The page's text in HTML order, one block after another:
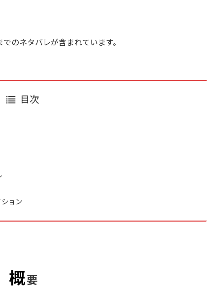
のネタバレが含まれています。
目次
ョン
概要